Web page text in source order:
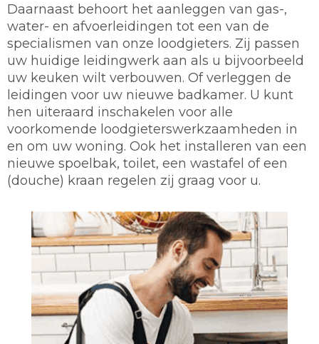
Daarnaast behoort het aanleggen van gas-,
water- en afvoerleidingen tot een van de
specialismen van onze loodgieters. Zij passen
uw huidige leidingwerk aan als u bijvoorbeeld
uw keuken wilt verbouwen. Of verleggen de
leidingen voor uw nieuwe badkamer. U kunt
hen uiteraard inschakelen voor alle
voorkomende loodgieterswerkzaamheden in
en om uw woning. Ook het installeren van een
nieuwe spoelbak, toilet, een wastafel of een
(douche) kraan regelen zij graag voor u.